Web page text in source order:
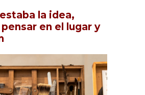
la idea,
en el lugar y